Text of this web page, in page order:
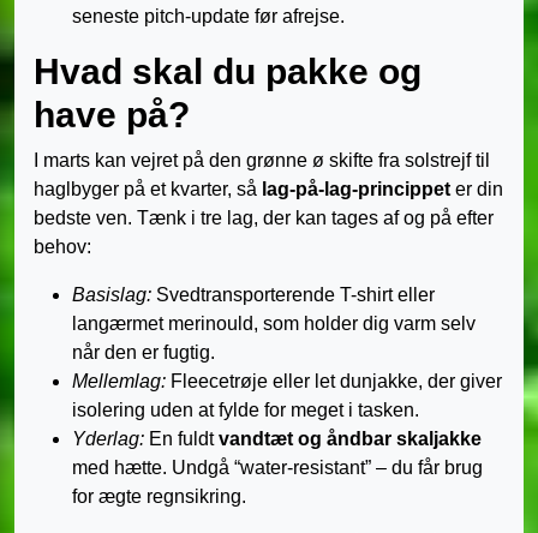
seneste pitch-update før afrejse.
Hvad skal du pakke og
have på?
I marts kan vejret på den grønne ø skifte fra solstrejf til
haglbyger på et kvarter, så lag-på-lag-princippet er din
bedste ven. Tænk i tre lag, der kan tages af og på efter
behov:
Basislag: Svedtransporterende T-shirt eller
langærmet merinould, som holder dig varm selv
når den er fugtig.
Mellemlag: Fleecetrøje eller let dunjakke, der giver
isolering uden at fylde for meget i tasken.
Yderlag: En fuldtvandtæt og åndbar skaljakke
med hætte. Undgå “water-resistant” – du får brug
for ægte regnsikring.